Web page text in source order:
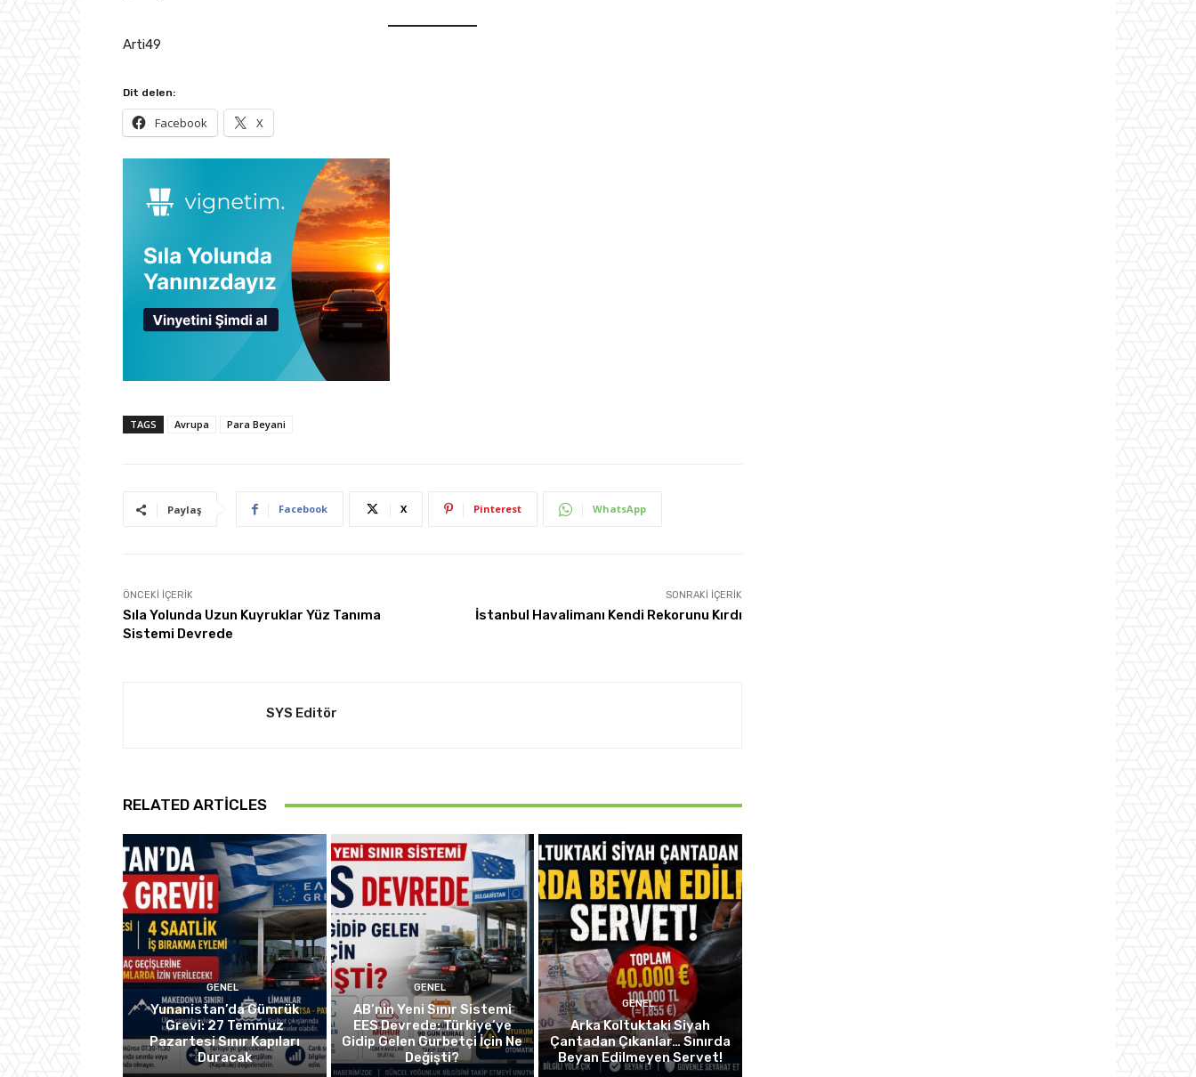
Arti49
Dit delen:
Facebook X
TAGS Avrupa Para Beyani
Paylaş Facebook X Pinterest WhatsApp
ÖNCEKI İÇERIK
Sıla Yolunda Uzun Kuyruklar Yüz Tanıma
Sistemi Devrede
SONRAKI İÇERIK
İstanbul Havalimanı Kendi Rekorunu Kırdı
SYS Editör
RELATED ARTICLES
GENEL
Yunanistan’da Gümrük
Grevi: 27 Temmuz
Pazartesi Sınır Kapıları
Duracak
GENEL
AB’nin Yeni Sınır Sistemi
EES Devrede: Türkiye’ye
Gidip Gelen Gurbetçi İçin Ne
Değişti?
GENEL
Arka Koltuktaki Siyah
Çantadan Çıkanlar… Sınırda
Beyan Edilmeyen Servet!